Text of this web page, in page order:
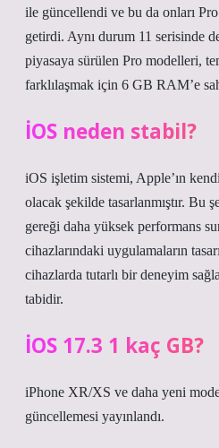
ile güncellendi ve bu da onları
getirdi. Aynı durum 11 serisinde
piyasaya sürülen Pro modelleri,
farklılaşmak için 6 GB RAM’e
İOS neden stabil?
iOS işletim sistemi, Apple’ın
olacak şekilde tasarlanmıştır. Bu
gereği daha yüksek performans
cihazlarındaki uygulamaların
cihazlarda tutarlı bir deneyim
tabidir.
İOS 17.3 1 kaç GB?
iPhone XR/XS ve daha yeni
güncellemesi yayınlandı.